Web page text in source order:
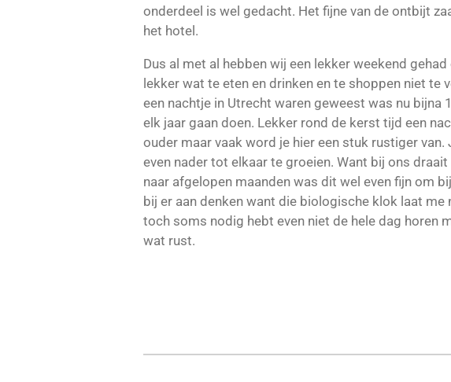
onderdeel is wel gedacht. Het fijne van de ontbijt
het hotel.
Dus al met al hebben wij een lekker weekend
lekker wat te eten en drinken en te shoppen niet te
een nachtje in Utrecht waren geweest was nu
elk jaar gaan doen. Lekker rond de kerst tijd een
ouder maar vaak word je hier een stuk rustiger
even nader tot elkaar te groeien. Want bij ons
naar afgelopen maanden was dit wel even fijn om
bij er aan denken want die biologische klok laat
toch soms nodig hebt even niet de hele dag horen
wat rust.